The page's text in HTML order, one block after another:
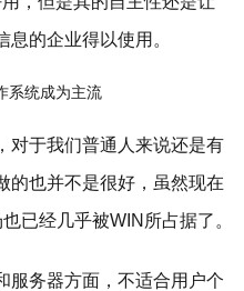
息的企业得以使用。
对于我们普通人来说还是有
的也并不是很好，虽然现在
已经几乎被WIN所占据了。
服务器方面，不适合用户个